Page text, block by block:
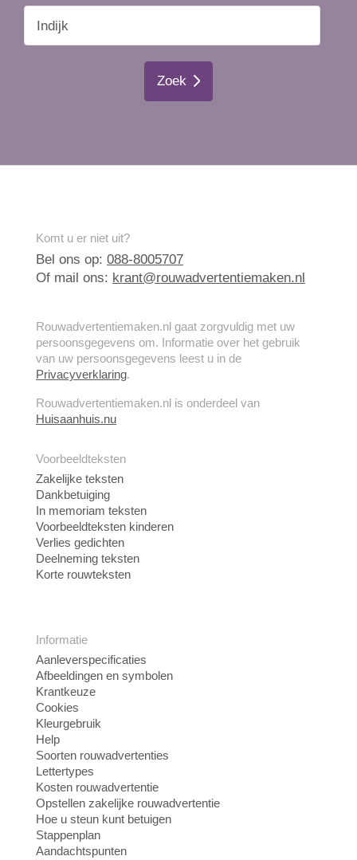
Zoek
Komt u er niet uit?
Bel ons op: 088-8005707
Of mail ons: krant@rouwadvertentiemaken.nl
Rouwadvertentiemaken.nl gaat zorgvuldig met uw
persoonsgegevens om. Informatie over het gebruik
van uw persoonsgegevens leest u in de
Privacyverklaring.
Rouwadvertentiemaken.nl is onderdeel van
Huisaanhuis.nu
Voorbeeldteksten
Zakelijke teksten
Dankbetuiging
In memoriam teksten
Voorbeeldteksten kinderen
Verlies gedichten
Deelneming teksten
Korte rouwteksten
Informatie
Aanleverspecificaties
Afbeeldingen en symbolen
Krantkeuze
Cookies
Kleurgebruik
Help
Soorten rouwadvertenties
Lettertypes
Kosten rouwadvertentie
Opstellen zakelijke rouwadvertentie
Hoe u steun kunt betuigen
Stappenplan
Aandachtspunten